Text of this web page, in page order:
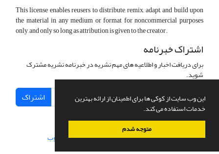
این وب سایت از کوکی ها برای اطمینان از ارائه بهترین
خدمات استفاده می کند.
متوجه شدم
This license enables reusers to distribute, remix, adapt, and build upon
the material in any medium or format for noncommercial purposes
only, and only so long as attribution is given to the creator.
اشتراک خبرنامه
برای دریافت اخبار و اطلاعیه های مهم نشریه در خبرنامه نشریه مشترک
شوید.
اشتراک
سامانه مدیریت نشریات علمی.طراحی و پیاده سازی از سیناوب